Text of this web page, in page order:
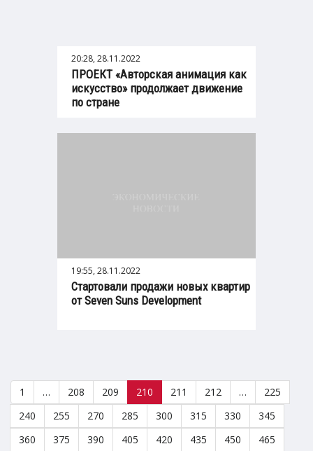
20:28, 28.11.2022
ПРОЕКТ «Авторская анимация как
искусство» продолжает движение
по стране
19:55, 28.11.2022
Стартовали продажи новых квартир
от Seven Suns Development
1 … 208 209 210 211 212 …
225
240
255 270 285 300 315 330
345
360
375 390 405 420 435 450
465